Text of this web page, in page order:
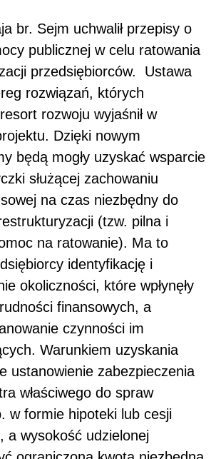
br. Sejm uchwalił przepisy o
publicznej w celu ratowania
przedsiębiorców. Ustawa
rozwiązań, których
rozwoju wyjaśnił w
Dzięki nowym
będą mogły uzyskać wsparcie
służącej zachowaniu
na czas niezbędny do
(tzw. pilna i
na ratowanie). Ma to
identyfikację i
okoliczności, które wpłynęły
finansowych, a
czynności im
Warunkiem uzyskania
ustanowienie zabezpieczenia
właściwego do spraw
w formie hipoteki lub cesji
a wysokość udzielonej